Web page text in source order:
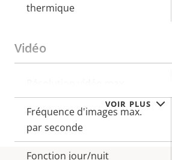
VOIR PLUS
thermique
Vidéo
de la
propriété
la
propriété
Fréquence d'images max.
par seconde
Fonction jour/nuit